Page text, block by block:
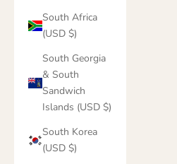
South Africa
(USD $)
South Georgia
& South
Sandwich
Islands (USD $)
South Korea
(USD $)